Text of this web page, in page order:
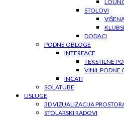
STOLOVI
DODACI
PODNE OBLOGE
INTERFACE
TEKSTILNE
VINIL PODNE
INCATI
SOLATUBE
USLUGE
3D VIZUALIZACIJA
STOLARSKI RADOVI